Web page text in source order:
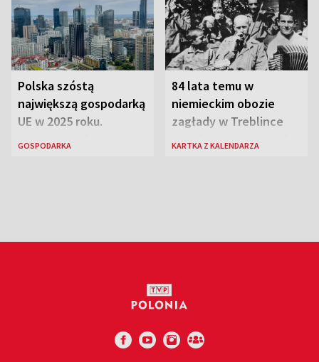
Polska szóstą
największą gospodarką
UE w 2025 roku.
Najnowsze dane
GOSPODARKA
84 lata temu w
niemieckim obozie
zagłady w Treblince
zmarł Janusz Korczak
KARTKA Z KALENDARZA